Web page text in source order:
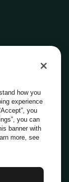
how you
experience
you
you can
banner with
more, see